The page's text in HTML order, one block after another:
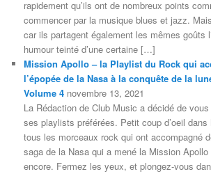
rapidement qu’ils ont de nombreux points
commencer par la musique blues et jazz.
car ils partagent également les mêmes goûts
humour teinté d’une certaine […]
Mission Apollo – la Playlist du Rock qui
l’épopée de la Nasa à la conquête de la
Volume 4 novembre 13, 2021
La Rédaction de Club Music a décidé de
ses playlists préférées. Petit coup d’oeil
tous les morceaux rock qui ont accompagné
saga de la Nasa qui a mené la Mission
encore. Fermez les yeux, et plongez-vous